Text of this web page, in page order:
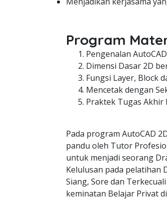
Program
Pengenalan
Dimensi Dasar 2D
Fungsi Layer, Block
Mencetak dengan
Praktek Tugas Akhir
Pada program AutoCAD
pandu oleh Tutor
untuk menjadi seorang
Kelulusan pada pelatihan
Siang, Sore dan
keminatan Belajar Privat